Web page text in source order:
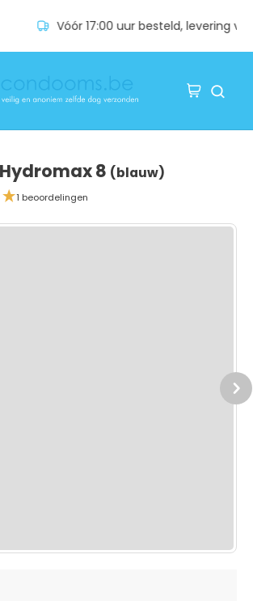
uur besteld, levering volgende dag
8 (blauw)
1 beoordelingen
Next